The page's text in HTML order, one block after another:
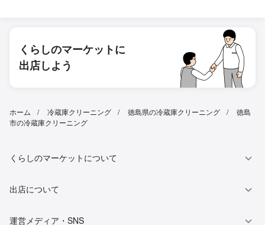
くらしのマーケットに
出店しよう
ホーム 冷蔵庫クリーニング 徳島県の冷蔵庫クリーニング
徳島
市の冷蔵庫クリーニング
くらしのマーケットについて
出店について
運営メディア・SNS